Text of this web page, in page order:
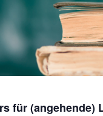
für (angehende)